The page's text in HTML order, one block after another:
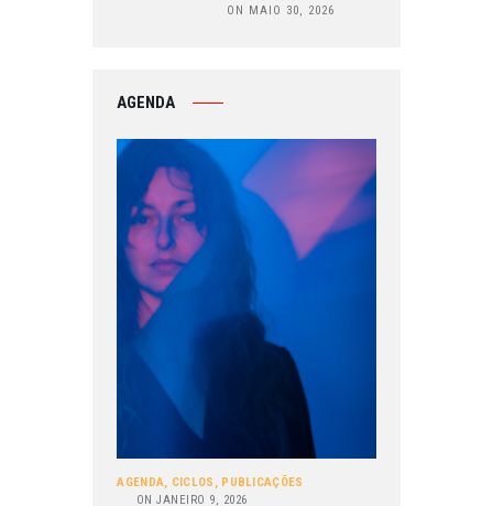
ON MAIO 30, 2026
AGENDA
AGENDA, CICLOS , PUBLICAÇÕES
ON JANEIRO 9, 2026